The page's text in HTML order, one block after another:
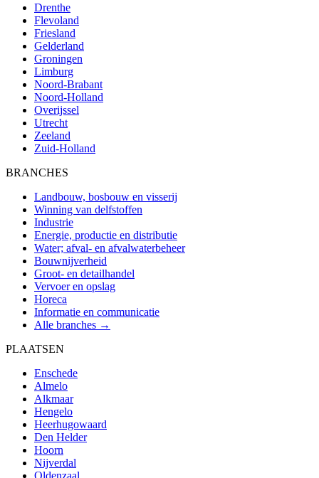
Drenthe
Flevoland
Friesland
Gelderland
Groningen
Limburg
Noord-Brabant
Noord-Holland
Overijssel
Utrecht
Zeeland
Zuid-Holland
BRANCHES
Landbouw, bosbouw en visserij
Winning van delfstoffen
Industrie
Energie, productie en distributie
Water; afval- en afvalwaterbeheer
Bouwnijverheid
Groot- en detailhandel
Vervoer en opslag
Horeca
Informatie en communicatie
Alle branches →
PLAATSEN
Enschede
Almelo
Alkmaar
Hengelo
Heerhugowaard
Den Helder
Hoorn
Nijverdal
Oldenzaal